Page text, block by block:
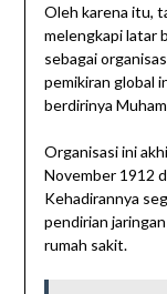
Oleh karena itu,
melengkapi latar
sebagai
pemikiran global
berdirinya
Organisasi ini
November 1912
Kehadirannya
pendirian
rumah sakit.